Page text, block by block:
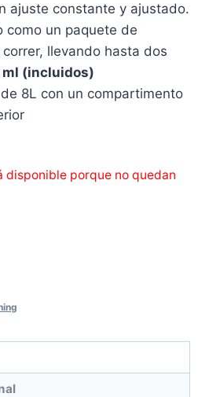
ajuste constante y ajustado.
como un paquete de
llevando hasta dos
(incluidos)
8L con un compartimento
disponible porque no quedan